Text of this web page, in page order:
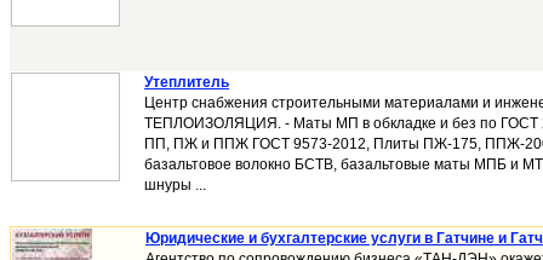
Утеплитель
Центр снабжения строительными материалами и
ТЕПЛОИЗОЛЯЦИЯ. - Маты МП в обкладке и без по ГОСТ
ПП, ПЖ и ППЖ ГОСТ 9573-2012, Плиты ПЖ-175, ППЖ-
базальтовое волокно БСТВ, базальтовые маты МПБ и
шнуры ...
Юридические и бухгалтерские услуги в Гатчине и